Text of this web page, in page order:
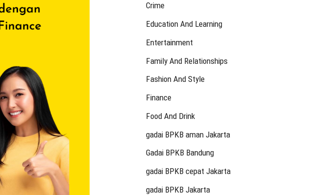
Crime
Education And Learning
Entertainment
Family And Relationships
Fashion And Style
Finance
Food And Drink
gadai BPKB aman Jakarta
Gadai BPKB Bandung
gadai BPKB cepat Jakarta
gadai BPKB Jakarta